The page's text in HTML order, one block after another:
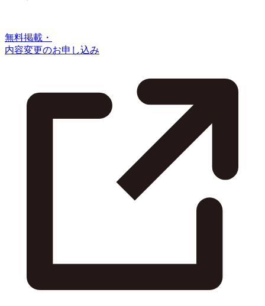
無料掲載・
内容変更のお申し込み